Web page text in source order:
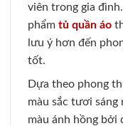
viên trong gia
phẩm tủ quần áo
lưu ý hơn đến
tốt.
Dựa theo phong
màu sắc tươi sáng
màu ánh hồng bởi